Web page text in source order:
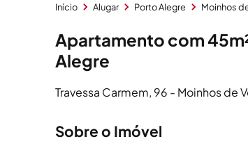
Início Alugar Porto Alegre Moinhos
Apartamento com
Alegre
Travessa Carmem, 96 - Moinhos de
Sobre o Imóvel